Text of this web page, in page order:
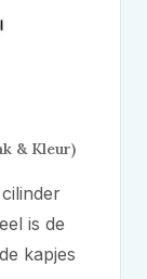
& Kleur)
is de
kapjes